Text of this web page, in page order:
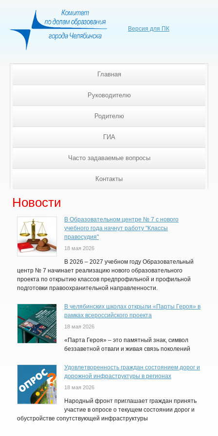
Версия для ПК
Главная
Руководителю
Родителю
ГИА
Часто задаваемые вопросы
Контакты
Новости
В Образовательном центре № 7 с нового
учебного года начнут работу "Классы
правосудия"
18 мая 2026
В 2026 – 2027 учебном году Образовательный
центр № 7 начинает реализацию нового образовательного
проекта по открытию классов предпрофильной и профильной
подготовки правоохранительной направленности.
В челябинских школах открыли «Парты Героя» в
рамках всероссийского проекта
18 мая 2026
«Парта Героя» – это памятный знак, символ
беззаветной отваги и живая связь поколений
Удовлетворенность граждан состоянием дорог и
дорожной инфраструктуры в регионах
18 мая 2026
Народный фронт приглашает граждан принять
участие в опросе о текущем состоянии дорог и
обустройстве сопутствующей инфраструктуры